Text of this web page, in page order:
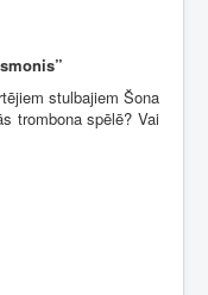
stulbajiem Šona
trombona spēlē? Vai